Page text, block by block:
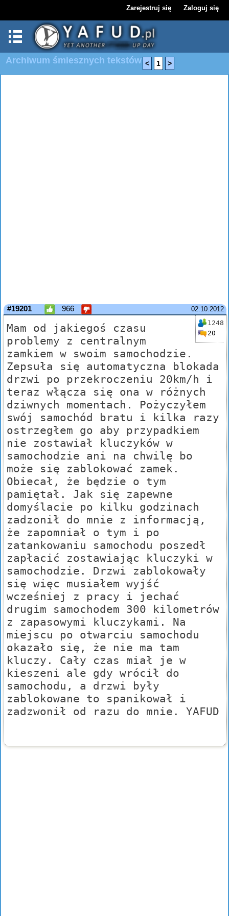
Zarejestruj się Zaloguj się
Archiwum śmiesznych tekstów < 1 >
02.10.2012
#19201 966
1248
20
Mam od jakiegoś czasu
problemy z centralnym
zamkiem w swoim samochodzie.
Zepsuła się automatyczna blokada
drzwi po przekroczeniu 20km/h i
teraz włącza się ona w różnych
dziwnych momentach. Pożyczyłem
swój samochód bratu i kilka razy
ostrzegłem go aby przypadkiem
nie zostawiał kluczyków w
samochodzie ani na chwilę bo
może się zablokować zamek.
Obiecał, że będzie o tym
pamiętał. Jak się zapewne
domyślacie po kilku godzinach
zadzonił do mnie z informacją,
że zapomniał o tym i po
zatankowaniu samochodu poszedł
zapłacić zostawiając kluczyki w
samochodzie. Drzwi zablokowały
się więc musiałem wyjść
wcześniej z pracy i jechać
drugim samochodem 300 kilometrów
z zapasowymi kluczykami. Na
miejscu po otwarciu samochodu
okazało się, że nie ma tam
kluczy. Cały czas miał je w
kieszeni ale gdy wrócił do
samochodu, a drzwi były
zablokowane to spanikował i
zadzwonił od razu do mnie. YAFUD